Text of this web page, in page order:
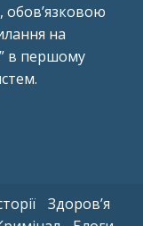
обов’язковою
на
в першому
Здоров’я